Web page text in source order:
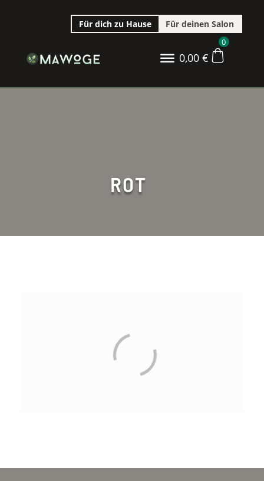
Für dich zu Hause Für deinen Salon
0,00 €
0
ROT